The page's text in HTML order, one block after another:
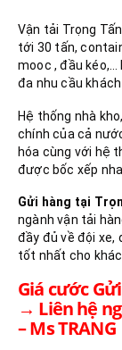
Vận tải Trọng
tới 30 tấn,
mooc , đầu
đa nhu cầu
Hệ thống nhà
chính của cả
hóa cùng với hệ
được bốc xếp
Gửi hàng tại
ngành vận tải
đầy đủ về đội xe,
tốt nhất cho
Giá cước
→ Liên hệ
– Ms TRANG